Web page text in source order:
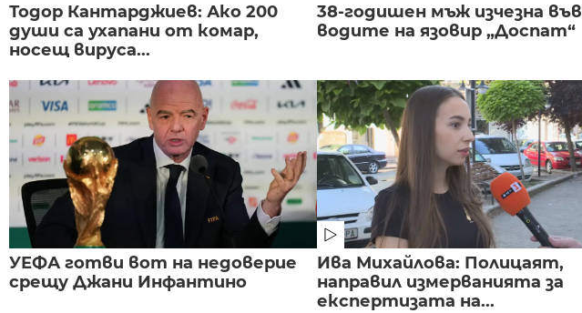
Тодор Кантарджиев: Ако 200
души са ухапани от комар,
носещ вируса...
38-годишен мъж изчезна във
водите на язовир „Доспат“
УЕФА готви вот на недоверие
срещу Джани Инфантино
Ива Михайлова: Полицаят,
направил измерванията за
експертизата на...